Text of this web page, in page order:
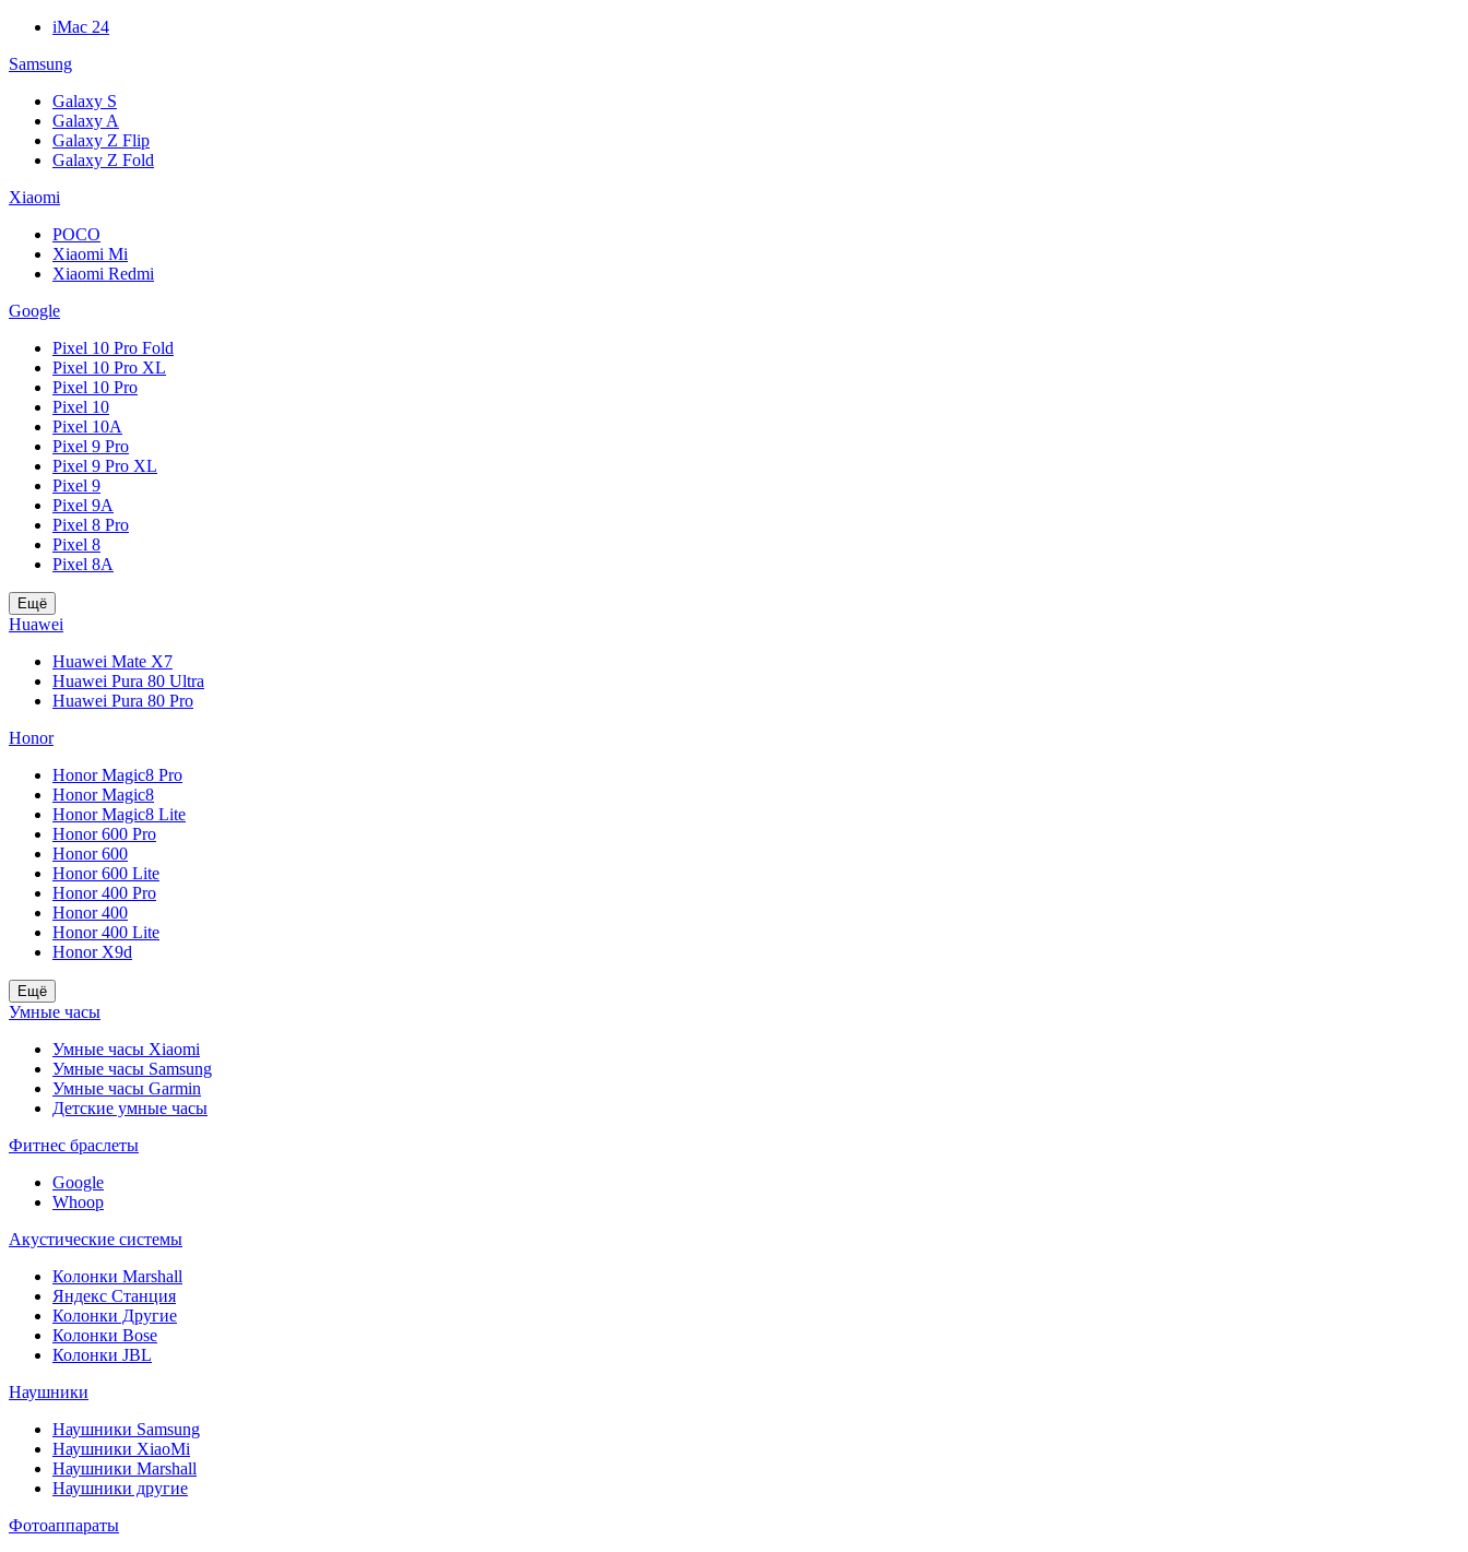
iMac 24
Samsung
Galaxy S
Galaxy A
Galaxy Z Flip
Galaxy Z Fold
Xiaomi
POCO
Xiaomi Mi
Xiaomi Redmi
Google
Pixel 10 Pro Fold
Pixel 10 Pro XL
Pixel 10 Pro
Pixel 10
Pixel 10A
Pixel 9 Pro
Pixel 9 Pro XL
Pixel 9
Pixel 9A
Pixel 8 Pro
Pixel 8
Pixel 8A
Ещё
Huawei
Huawei Mate X7
Huawei Pura 80 Ultra
Huawei Pura 80 Pro
Honor
Honor Magic8 Pro
Honor Magic8
Honor Magic8 Lite
Honor 600 Pro
Honor 600
Honor 600 Lite
Honor 400 Pro
Honor 400
Honor 400 Lite
Honor X9d
Ещё
Умные часы
Умные часы Xiaomi
Умные часы Samsung
Умные часы Garmin
Детские умные часы
Фитнес браслеты
Google
Whoop
Акустические системы
Колонки Marshall
Яндекс Станция
Колонки Другие
Колонки Bose
Колонки JBL
Наушники
Наушники Samsung
Наушники XiaoMi
Наушники Marshall
Наушники другие
Фотоаппараты